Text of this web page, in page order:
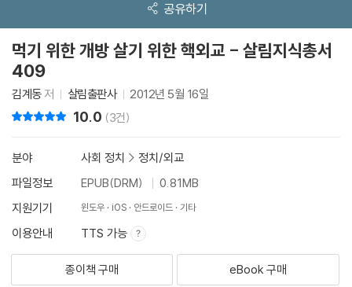
공유하기
먹기 위한 개방 살기 위한 핵외교 - 살림지식총서
409
김계동저 살림출판사 2012년 5월 16일
10.0 (3건)
분야 사회 정치 > 정치/외교
파일정보
EPUB(DRM)
0.81MB
지원기기
윈도우 iOS 안드로이드 기타
이용안내 TTS 가능
종이책 구매 eBook 구매